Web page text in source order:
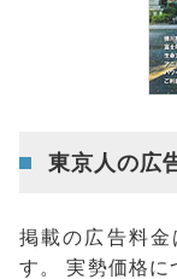
東京人の広
掲載の広告料
す。 実勢価格に